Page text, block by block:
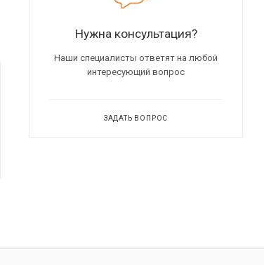
Нужна консультация?
Наши специалисты ответят на любой
интересующий вопрос
ЗАДАТЬ ВОПРОС